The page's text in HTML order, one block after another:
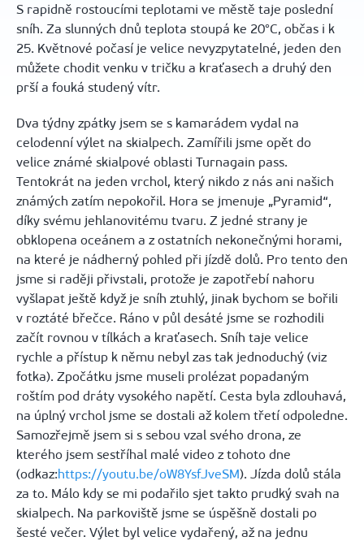
S rapidně rostoucími teplotami ve městě taje poslední
sníh. Za slunných dnů teplota stoupá ke 20°C, občas i k
25. Květnové počasí je velice nevyzpytatelné, jeden den
můžete chodit venku v tričku a kraťasech a druhý den
prší a fouká studený vítr.
Dva týdny zpátky jsem se s kamarádem vydal na
celodenní výlet na skialpech. Zamířili jsme opět do
velice známé skialpové oblasti Turnagain pass.
Tentokrát na jeden vrchol, který nikdo z nás ani našich
známých zatím nepokořil. Hora se jmenuje „Pyramid“,
díky svému jehlanovitému tvaru. Z jedné strany je
obklopena oceánem a z ostatních nekonečnými horami,
na které je nádherný pohled při jízdě dolů. Pro tento den
jsme si raději přivstali, protože je zapotřebí nahoru
vyšlapat ještě když je sníh ztuhlý, jinak bychom se bořili
v roztáté břečce. Ráno v půl desáté jsme se rozhodili
začít rovnou v tílkách a kraťasech. Sníh taje velice
rychle a přístup k němu nebyl zas tak jednoduchý (viz
fotka). Zpočátku jsme museli prolézat popadaným
roštím pod dráty vysokého napětí. Cesta byla zdlouhavá,
na úplný vrchol jsme se dostali až kolem třetí odpoledne.
Samozřejmě jsem si s sebou vzal svého drona, ze
kterého jsem sestříhal malé video z tohoto dne
(odkaz:https://youtu.be/oW8YsfJveSM). Jízda dolů stála
za to. Málo kdy se mi podařilo sjet takto prudký svah na
skialpech. Na parkoviště jsme se úspěšně dostali po
šesté večer. Výlet byl velice vydařený, až na jednu